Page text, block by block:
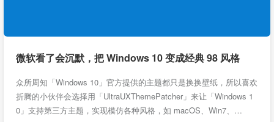
微软看了会沉默，把 Windows 10 变成经典 98 风格
众所周知「Windows 10」官方提供的主题都只是换换壁纸，所以喜欢
折腾的小伙伴会选择用「UltraUXThemePatcher」来让「Windows 1
0」支持第三方主题，实现模仿各种风格，如 macOS、Win7、…